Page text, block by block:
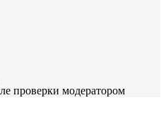
проверки модератором